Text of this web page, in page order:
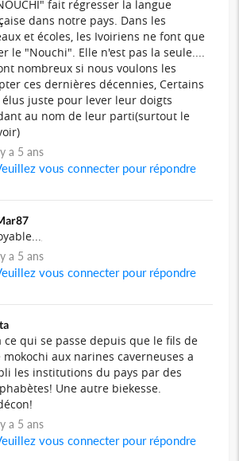
fait régresser la langue
dans notre pays. Dans les
et écoles, les Ivoiriens ne font que
le "Nouchi". Elle n'est pas la seule....
nombreux si nous voulons les
ces dernières décennies, Certains
juste pour lever leur doigts
au nom de leur parti(surtout le
a 5 ans
vous connecter pour répondre
a 5 ans
vous connecter pour répondre
ce qui se passe depuis que le fils de
mokochi aux narines caverneuses a
les institutions du pays par des
Une autre biekesse.
a 5 ans
vous connecter pour répondre